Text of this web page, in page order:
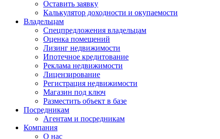
Оставить заявку
Калькулятор доходности и окупаемости
Владельцам
Спецпредложения владельцам
Оценка помещений
Лизинг недвижимости
Ипотечное кредитование
Реклама недвижимости
Лицензирование
Регистрация недвижимости
Магазин под ключ
Разместить объект в базе
Посредникам
Агентам и посредникам
Компания
О нас